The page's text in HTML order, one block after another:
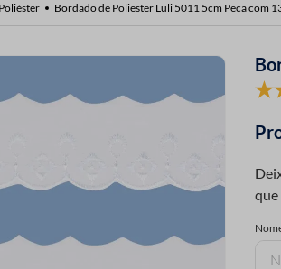
Bordado de Poliester Luli 5011 5cm Peca com